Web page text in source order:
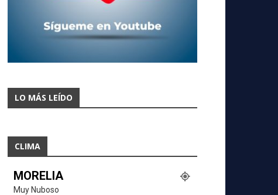
LO MÁS LEÍDO
CLIMA
MORELIA
Muy Nuboso